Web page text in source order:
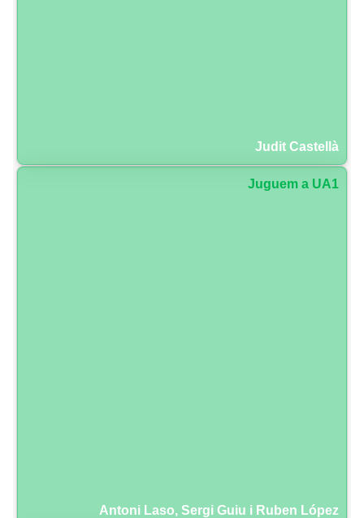
Judit Castellà
Juguem a UA1
Antoni Laso, Sergi Guiu i Ruben López